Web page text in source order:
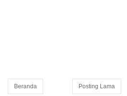
Posting Lama
Beranda